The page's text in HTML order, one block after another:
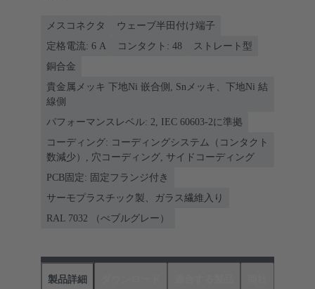
メスコネクタ
ウェーブ半田付け端子
定格電流: ‌6 A
コンタクト: 48
ストレート型
銅合金
貴金属メッキ 下地Ni 嵌合側, Snメッキ、下地Ni 結
線側
パフォーマンスレベル: 2, IEC 60603-2に準拠
コーディング: コーディングシステム（コンタクト
数減少）, 穴コーディング, サイドコーディング
PCB固定: 固定フランジ付き
サーモプラスチック製、ガラス繊維入り
RAL 7032 （ぺブルグレー）
製品詳細